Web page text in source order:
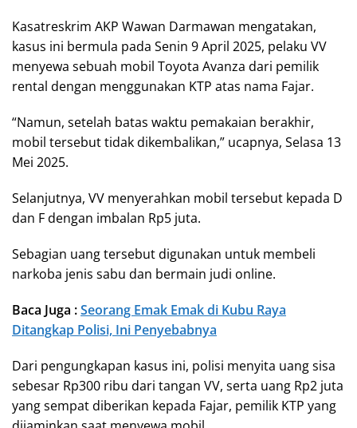
Kasatreskrim AKP Wawan Darmawan mengatakan,
kasus ini bermula pada Senin 9 April 2025, pelaku VV
menyewa sebuah mobil Toyota Avanza dari pemilik
rental dengan menggunakan KTP atas nama Fajar.
“Namun, setelah batas waktu pemakaian berakhir,
mobil tersebut tidak dikembalikan,” ucapnya, Selasa 13
Mei 2025.
Selanjutnya, VV menyerahkan mobil tersebut kepada D
dan F dengan imbalan Rp5 juta.
Sebagian uang tersebut digunakan untuk membeli
narkoba jenis sabu dan bermain judi online.
Baca Juga :Seorang Emak Emak di Kubu Raya
Ditangkap Polisi, Ini Penyebabnya
Dari pengungkapan kasus ini, polisi menyita uang sisa
sebesar Rp300 ribu dari tangan VV, serta uang Rp2 juta
yang sempat diberikan kepada Fajar, pemilik KTP yang